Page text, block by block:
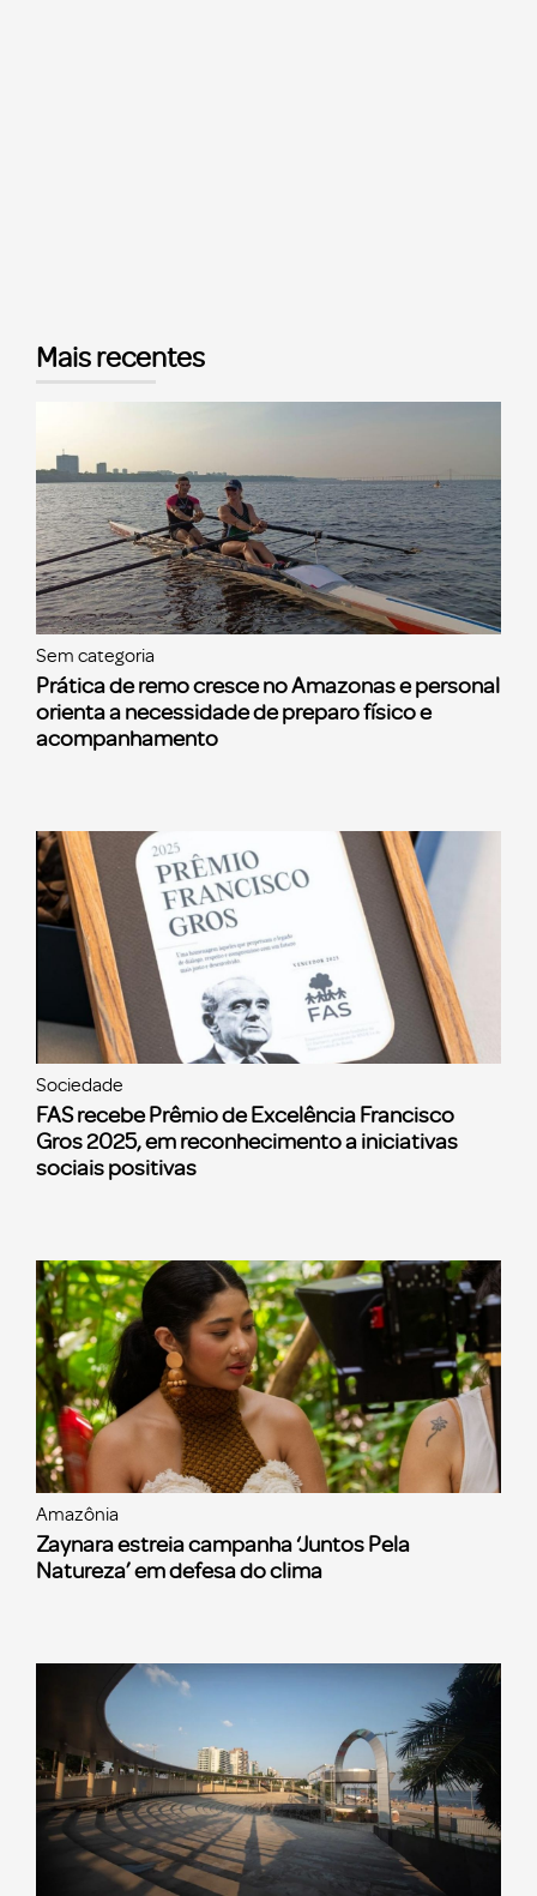
Mais recentes
Sem categoria
Prática de remo cresce no Amazonas e personal
orienta a necessidade de preparo físico e
acompanhamento
Sociedade
FAS recebe Prêmio de Excelência Francisco
Gros 2025, em reconhecimento a iniciativas
sociais positivas
Amazônia
Zaynara estreia campanha ‘Juntos Pela
Natureza’ em defesa do clima